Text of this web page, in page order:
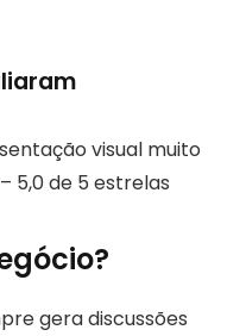
visual muito
5,0 de 5 estrelas
gera discussões